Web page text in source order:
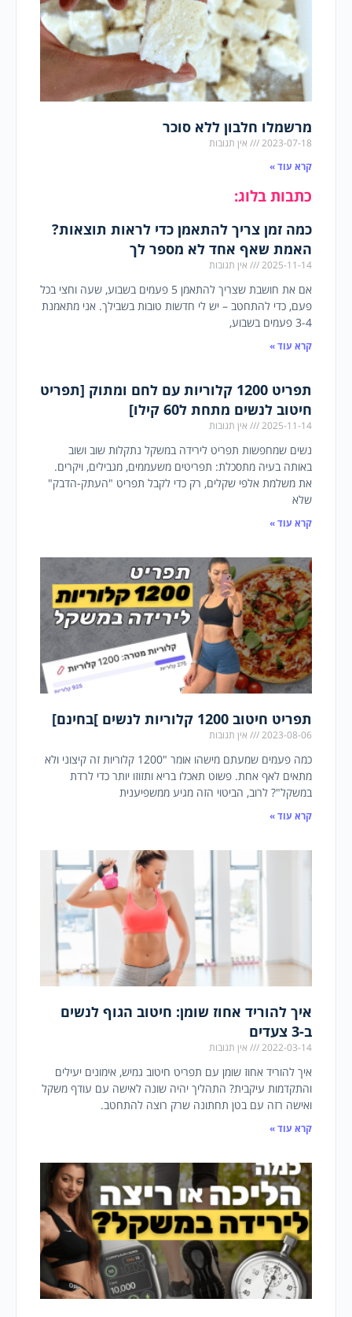
מרשמלו חלבון ללא סוכר
2023-07-18
אין תגובות
קרא עוד »
כתבות בלוג:
כמה זמן צריך להתאמן כדי לראות תוצאות?
האמת שאף אחד לא מספר לך
2025-11-14 אין תגובות
אם את חושבת שצריך להתאמן 5 פעמים בשבוע, שעה וחצי בכל
פעם, כדי להתחטב – יש לי חדשות טובות בשבילך. אני מתאמנת
3-4 פעמים בשבוע,
קרא עוד »
תפריט 1200 קלוריות עם לחם ומתוק [תפריט
חיטוב לנשים מתחת ל60 קילו]
2025-11-14 אין תגובות
נשים שמחפשות תפריט לירידה במשקל נתקלות שוב ושוב
באותה בעיה מתסכלת: תפריטים משעממים, מגבילים, ויקרים.
את משלמת אלפי שקלים, רק כדי לקבל תפריט "העתק-הדבק"
שלא
קרא עוד »
תפריט חיטוב 1200 קלוריות לנשים ]בחינם]
2023-08-06 אין תגובות
כמה פעמים שמעתם מישהו אומר "1200 קלוריות זה קיצוני ולא
מתאים לאף אחת. פשוט תאכלו בריא ותזוזו יותר כדי לרדת
במשקל"? לרוב, הביטוי הזה מגיע ממשפיענית
קרא עוד »
איך להוריד אחוז שומן: חיטוב הגוף לנשים
2022-03-14 אין תגובות
איך להוריד אחוז שומן עם תפריט חיטוב גמיש, אימונים יעילים
והתקדמות עיקבית? התהליך יהיה שונה לאישה עם עודף משקל
ואישה רזה עם בטן תחתונה שרק רוצה להתחטב.
קרא עוד »